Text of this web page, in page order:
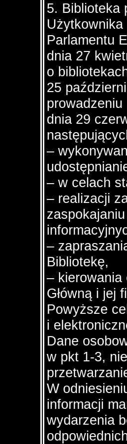
5. Biblioteka
Parlamentu
dnia 27
o
25
prowadzeniu
dnia 29
–
– w celach
– realizacji
–
Bibliotekę,
– kierowania
Główną i jej
Powyższe
i
Dane
w pkt 1-3,
W
informacji
wydarzenia